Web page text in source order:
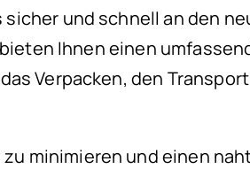
und schnell an den
Ihnen einen
Verpacken, den
minimieren und einen